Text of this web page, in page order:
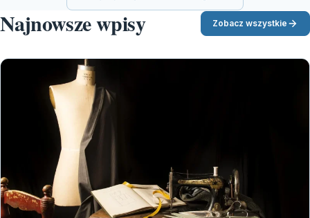
Najnowsze wpisy Zobacz wszystkie